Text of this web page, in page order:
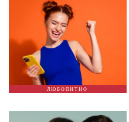
ЛЮБОПИТНО